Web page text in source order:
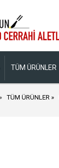
TÜM ÜRÜNLER
TÜM ÜRÜNLER